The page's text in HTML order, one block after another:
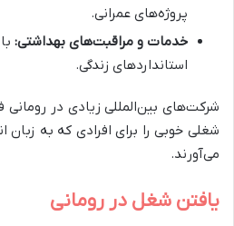
پروژه‌های عمرانی.
خدمات و مراقبت‌های بهداشتی:
استانداردهای زندگی.
شرکت‌های بین‌المللی زیادی در
شغلی خوبی را برای افرادی که به
می‌آورند.
یافتن شغل در رومانی